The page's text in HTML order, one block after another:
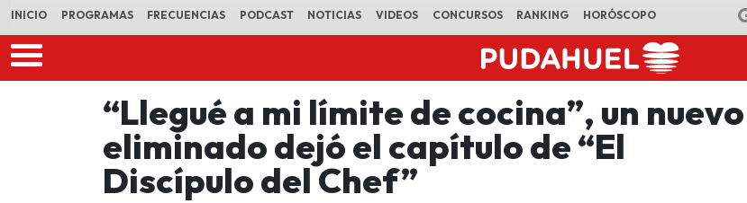
INICIO PROGRAMAS FRECUENCIAS PODCAST NOTICIAS VIDEOS CONCURSOS RANKING HORÓSCOPO
“Llegué a mi límite de cocina”, un nuevo
eliminado dejó el capítulo de “El
Discípulo del Chef”